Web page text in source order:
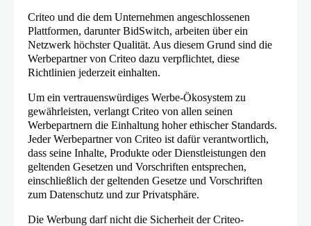
Criteo und die dem Unternehmen angeschlossenen
Plattformen, darunter BidSwitch, arbeiten über ein
Netzwerk höchster Qualität. Aus diesem Grund sind die
Werbepartner von Criteo dazu verpflichtet, diese
Richtlinien jederzeit einhalten.
Um ein vertrauenswürdiges Werbe-Ökosystem zu
gewährleisten, verlangt Criteo von allen seinen
Werbepartnern die Einhaltung hoher ethischer Standards.
Jeder Werbepartner von Criteo ist dafür verantwortlich,
dass seine Inhalte, Produkte oder Dienstleistungen den
geltenden Gesetzen und Vorschriften entsprechen,
einschließlich der geltenden Gesetze und Vorschriften
zum Datenschutz und zur Privatsphäre.
Die Werbung darf nicht die Sicherheit der Criteo-